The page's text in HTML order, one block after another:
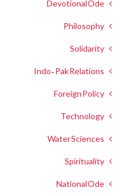
Devotional Ode
Philosophy
Solidarity
Indo-Pak Relations
Foreign Policy
Technology
Water Sciences
Spirituality
National Ode